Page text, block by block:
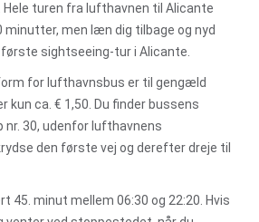
Hele turen fra lufthavnen til Alicante
men læn dig tilbage og nyd
sightseeing-tur i Alicante.
for lufthavnsbus er til gengæld
kun ca. € 1,50. Du finder bussens
30, udenfor lufthavnens
den første vej og derefter dreje til
45. minut mellem 06:30 og 22:20. Hvis